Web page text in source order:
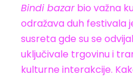
Bindi bazarbio važna
odražava duh festivala
susreta gde su se
uključivale trgovinu i
kulturne interakcije.